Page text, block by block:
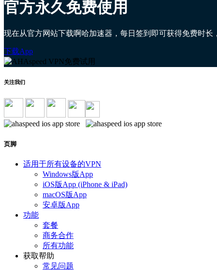
官方永久免费使用
现在从官方网站下载啊哈加速器，每日签到即可获得免费时长
下载App
关注我们
页脚
适用于所有设备的VPN
Windows版App
iOS版App (iPhone & iPad)
macOS版App
安卓版App
功能
套餐
商务合作
所有功能
获取帮助
常见问题